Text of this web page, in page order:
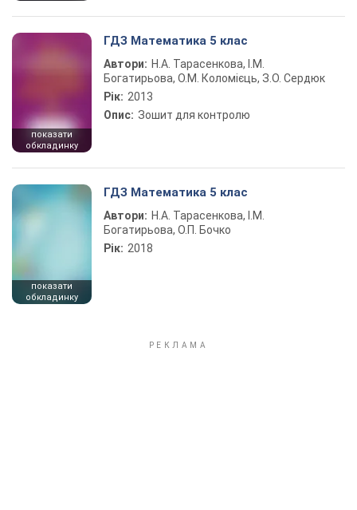
показати
обкладинку
ГДЗ Математика 5 клас
Автори: Н.А. Тарасенкова, І.М.
Богатирьова, О.М. Коломієць, З.О. Сердюк
Рік: 2013
Опис: Зошит для контролю
показати
обкладинку
ГДЗ Математика 5 клас
Автори: Н.А. Тарасенкова, І.М.
Богатирьова, О.П. Бочко
Рік: 2018